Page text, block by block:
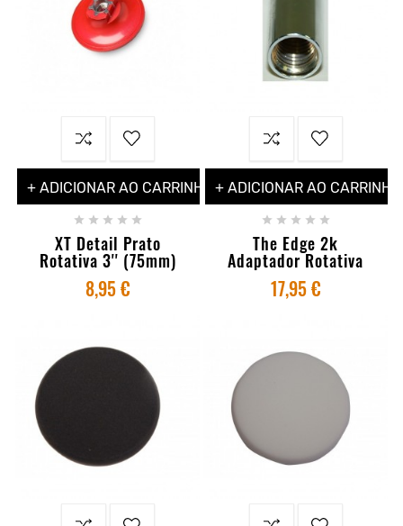
+ ADICIONAR AO CARRINHO
    
XT Detail Prato
Rotativa 3'' (75mm)
8,95 €
+ ADICIONAR AO CARRINHO
    
The Edge 2k
Adaptador Rotativa
17,95 €